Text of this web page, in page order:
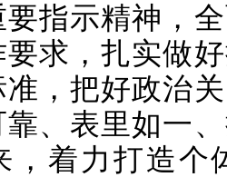
要指示精神，
求，扎实做
，把好政治
、表里如一
，着力打造个